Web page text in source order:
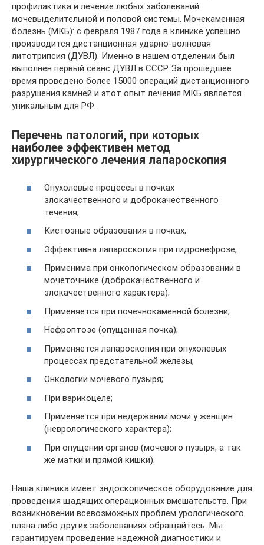
профилактика и лечение любых заболеваний
мочевыделительной и половой системы. Мочекаменная
болезнь (МКБ): с февраля 1987 года в клинике успешно
производится дистанционная ударно-волновая
литотрипсия (ДУВЛ). Именно в нашем отделении был
выполнен первый сеанс ДУВЛ в СССР. За прошедшее
время проведено более 15000 операций дистанционного
разрушения камней и этот опыт лечения МКБ является
уникальным для РФ.
Перечень патологий, при которых
наиболее эффективен метод
хирургического лечения лапароскопия
Опухолевые процессы в почках
злокачественного и доброкачественного
течения;
Кистозные образования в почках;
Эффективна лапароскопия при гидронефрозе;
Применима при онкологическом образовании в
мочеточнике (доброкачественного и
злокачественного характера);
Применяется при почечнокаменной болезни;
Нефроптозе (опущенная почка);
Применяется лапароскопия при опухолевых
процессах предстательной железы;
Онкологии мочевого пузыря;
При варикоцеле;
Применяется при недержании мочи у женщин
(неврологического характера);
При опущении органов (мочевого пузыря, а так
же матки и прямой кишки).
Наша клиника имеет эндоскопическое оборудование для
проведения щадящих операционных вмешательств. При
возникновении всевозможных проблем урологического
плана либо других заболеваниях обращайтесь. Мы
гарантируем проведение надежной диагностики и